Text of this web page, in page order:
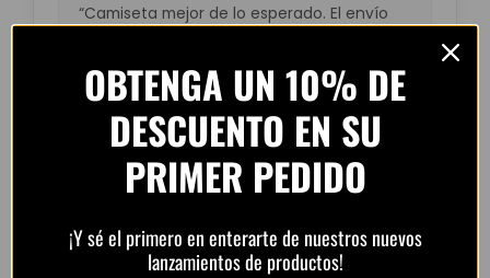
“Camiseta mejor de lo esperado. El envío
Volveré a comprar seguro.”
— Laura M. (España)
“Muy buena calidad por el precio. Atención
por WhatsApp rápida y amable.
OBTENGA UN 10% DE
DESCUENTO EN SU
PRIMER PEDIDO
¡Y sé el primero en enterarte de nuestros nuevos
lanzamientos de productos!